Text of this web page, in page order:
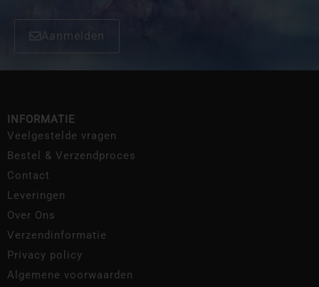
Aanmelden
INFORMATIE
Veelgestelde vragen
Bestel & Verzendproces
Contact
Leveringen
Over Ons
Verzendinformatie
Privacy policy
Algemene voorwaarden